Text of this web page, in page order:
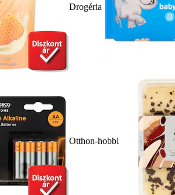
Drogéria
Otthon-hobbi